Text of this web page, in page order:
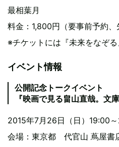
最相葉月
料金：1,800円（要事前予約、
※チケットには『未来をなぞ
イベント情報
公開記念トークイベント
『映画で見る畠山直哉。文
2015年7月26日（日）19:00
会場：東京都 代官山 蔦屋書